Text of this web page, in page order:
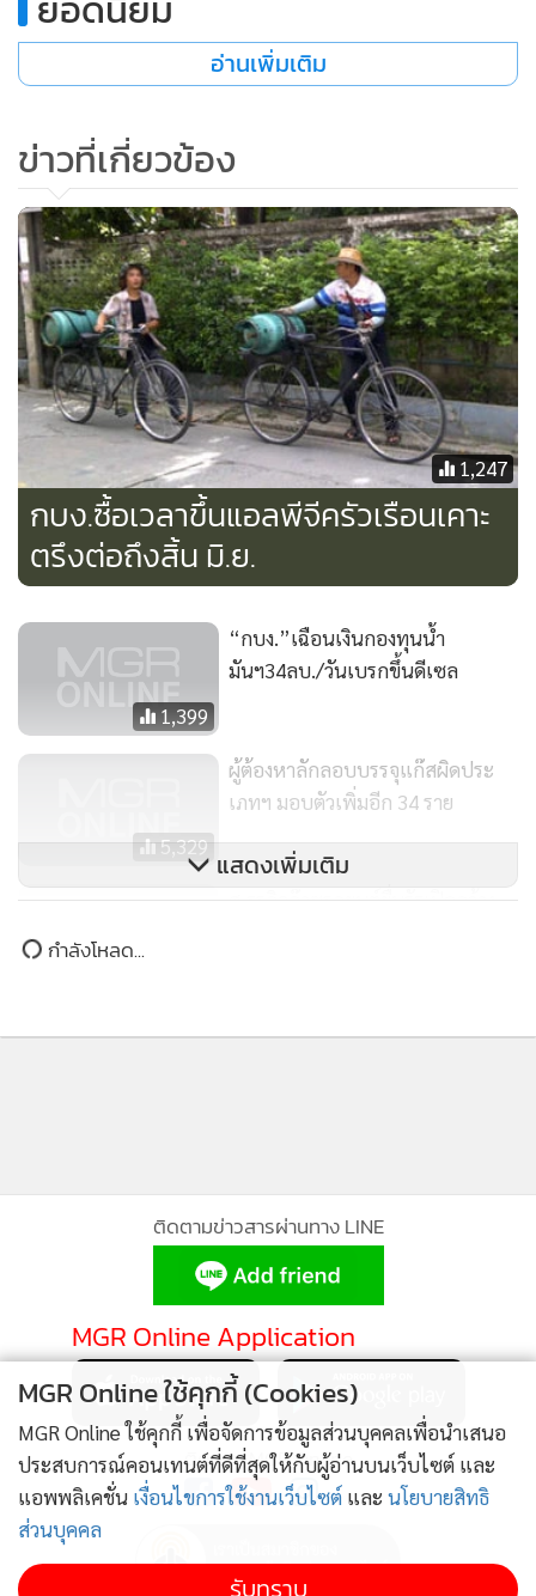
ทั้งนี้ กบง.ได้เห็นชอบอนุมัติในหลักการให้ใช้เงินจากกองทุน
น้ำมันเชื้อเพลิง ในวงเงินประมาณ 100 ล้านบาท เพื่อการดำเนิน
โครงการบรรเทาผลกระทบจากการปรับราคาขายปลีกก๊าซ
ปิโตรเลียมเหลวภาคครัวเรือน โดยมอบหมายให้คณะ
อนุกรรมการบริหารกองทุนน้ำมันเชื้อเพลิง (อบน.) รับไป
พิจารณารายละเอียด และอนุมัติค่าใช้จ่ายในการดำเนินโครงการ
ในวงเงินที่กำหนด
นอกจากนี้ ที่ประชุม กบง. เห็นชอบการปรับลดอัตราเงินส่งเข้า
กองทุนน้ำมันเชื้อเพลิงของน้ำมันน้ำมันดีเซลลง 0.40 บาทต่อ
ลิตร จากเดิมจัดเก็บ 3.40 บาทต่อลิตร เป็น 3.00 บาทต่อลิตร
ทั้งนี้เพื่อคงราคาขายปลีกน้ำมันดีเซลไม่เกิน 30 บาทต่อลิตร โดย
มีผลตั้งแต่วันที่ 1 มิถุนายน 2556 เป็นต้นไป ซึ่งการปรับอัตราเงิน
ส่งเข้ากองทุนน้ำมันฯ ครั้งนี้จะส่งผลให้กองทุนน้ำมันฯ มีรายรับ
ลดลงจากเดิมที่มีรายรับประมาณ 196 ล้านบาทต่อวัน เป็น
รายรับประมาณ 174 ล้านบาทต่อวัน
827
ยอดนิยม
กบง.ซื้อเวลาขึ้นแอลพีจีครัวเรือนเคาะ
ตรึงต่อถึงสิ้น มิ.ย.
“กบง.”เฉือนเงินกองทุนน้ำ
MGR Online ใช้คุกกี้ (Cookies)
MGR Online ใช้คุกกี้ เพื่อจัดการข้อมูลส่วนบุคคลเพื่อนำเสนอ
ประสบการณ์คอนเทนต์ที่ดีที่สุดให้กับผู้อ่านบนเว็บไซต์ และ
แอพพลิเคชั่น เงื่อนไขการใช้งานเว็บไซต์ และ นโยบายสิทธิ
ส่วนบุคคล
รับทราบ